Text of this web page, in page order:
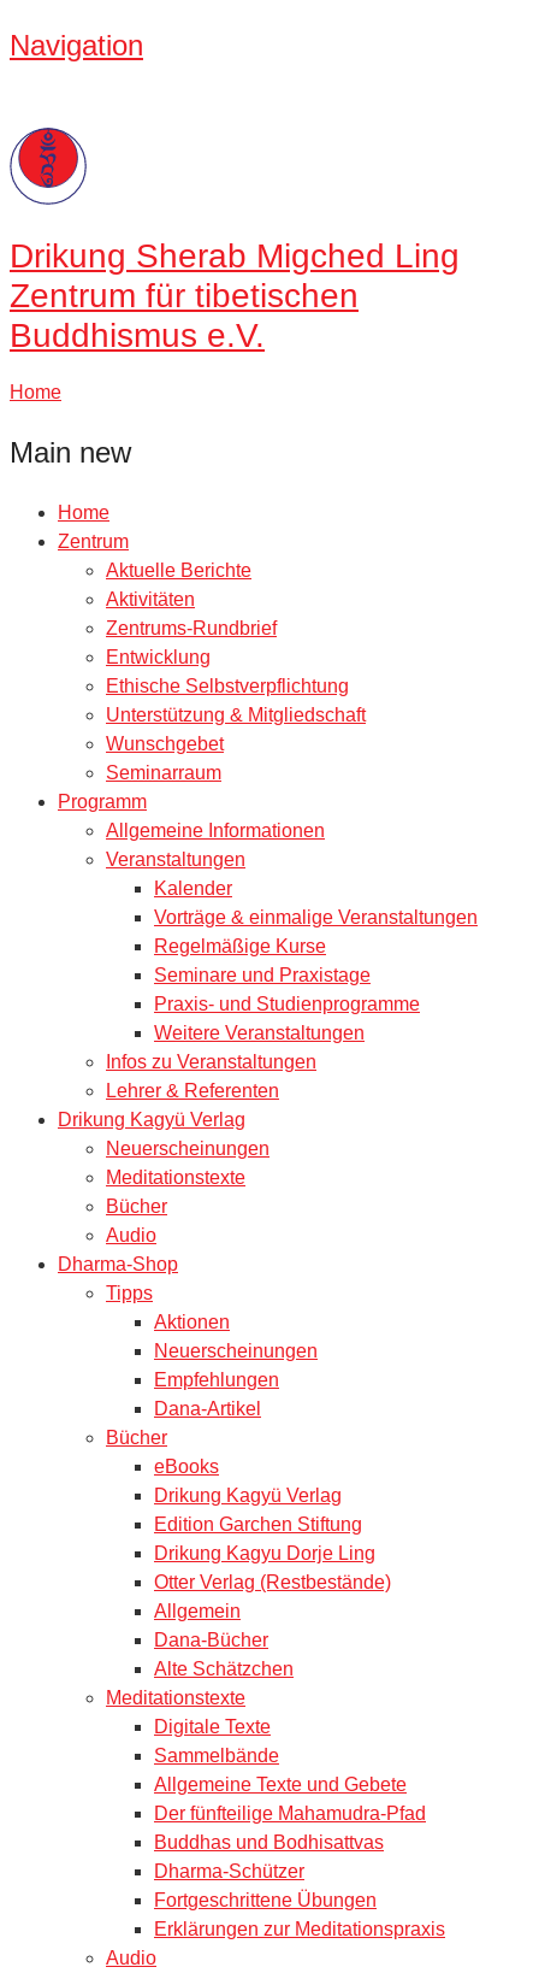
Navigation
Drikung Sherab Migched Ling
Zentrum für tibetischen
Buddhismus e.V.
Home
Main new
Home
Zentrum
Aktuelle Berichte
Aktivitäten
Zentrums-Rundbrief
Entwicklung
Ethische Selbstverpflichtung
Unterstützung & Mitgliedschaft
Wunschgebet
Seminarraum
Programm
Allgemeine Informationen
Veranstaltungen
Kalender
Vorträge & einmalige Veranstaltungen
Regelmäßige Kurse
Seminare und Praxistage
Praxis- und Studienprogramme
Weitere Veranstaltungen
Infos zu Veranstaltungen
Lehrer & Referenten
Drikung Kagyü Verlag
Neuerscheinungen
Meditationstexte
Bücher
Audio
Dharma-Shop
Tipps
Aktionen
Neuerscheinungen
Empfehlungen
Dana-Artikel
Bücher
eBooks
Drikung Kagyü Verlag
Edition Garchen Stiftung
Drikung Kagyu Dorje Ling
Otter Verlag (Restbestände)
Allgemein
Dana-Bücher
Alte Schätzchen
Meditationstexte
Digitale Texte
Sammelbände
Allgemeine Texte und Gebete
Der fünfteilige Mahamudra-Pfad
Buddhas und Bodhisattvas
Dharma-Schützer
Fortgeschrittene Übungen
Erklärungen zur Meditationspraxis
Audio